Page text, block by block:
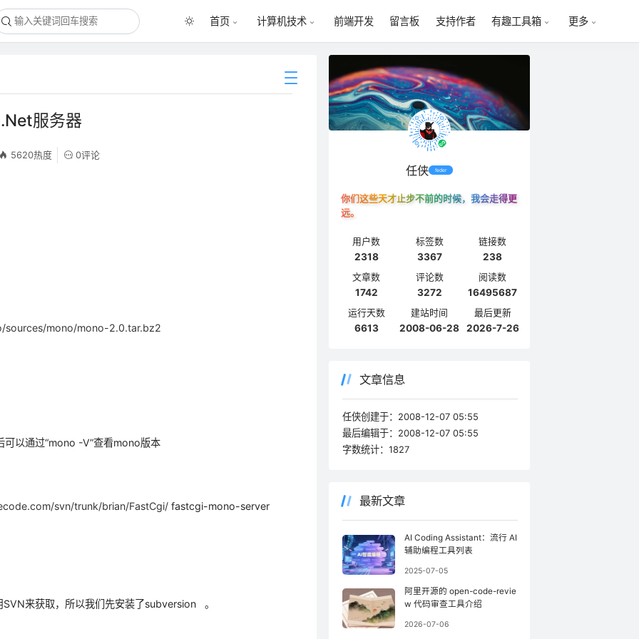
首页 计算机技术 前端开发 留言板 支持作者 有趣工具箱 更多
服务器
5620热度 0评论
mono/mono-2.0.tar.bz2
以通过“mono -V”查看mono版本
svn/trunk/brian/FastCgi/fastcgi-mono-server
来获取，所以我们先安装了subversion 。
任侠 feder
你们这些天才止步不前的时候，我会走得更
远。
用户数
2318
标签数
3367
链接数
238
文章数
1742
评论数
3272
阅读数
16495687
运行天数
6613
建站时间
2008-06-28
最后更新
2026-7-26
文章信息
任侠创建于： 2008-12-07 05:55
最后编辑于： 2008-12-07 05:55
字数统计： 1827
最新文章
AI Coding Assistant：流行 AI
辅助编程工具列表
2025-07-05
阿里开源的 open-code-revie
w 代码审查工具介绍
2026-07-06